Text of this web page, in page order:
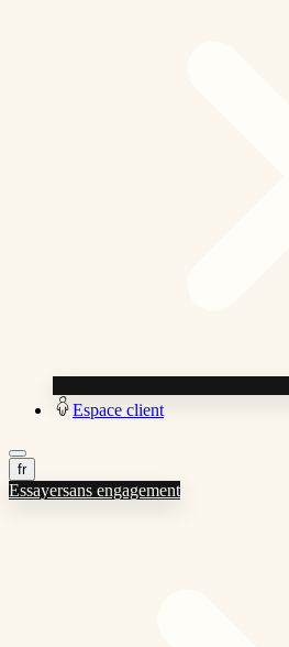
Espace client
fr
Essayersans engagement